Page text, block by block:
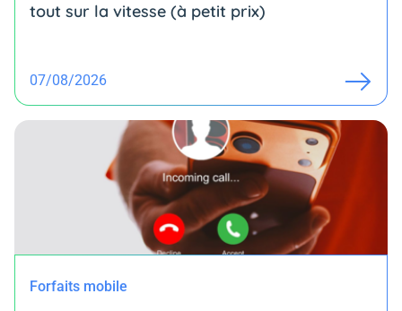
tout sur la vitesse (à petit prix)
07/08/2026
Forfaits mobile